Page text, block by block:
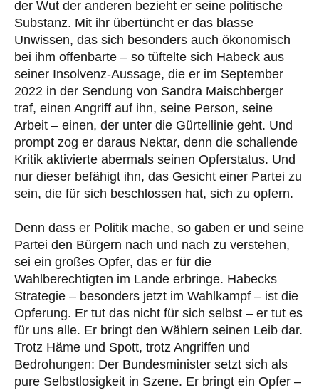
der Wut der anderen bezieht er seine politische
Substanz. Mit ihr übertüncht er das blasse
Unwissen, das sich besonders auch ökonomisch
bei ihm offenbarte – so tüftelte sich Habeck aus
seiner Insolvenz-Aussage, die er im September
2022 in der Sendung von Sandra Maischberger
traf, einen Angriff auf ihn, seine Person, seine
Arbeit – einen, der unter die Gürtellinie geht. Und
prompt zog er daraus Nektar, denn die schallende
Kritik aktivierte abermals seinen Opferstatus. Und
nur dieser befähigt ihn, das Gesicht einer Partei zu
sein, die für sich beschlossen hat, sich zu opfern.
Denn dass er Politik mache, so gaben er und seine
Partei den Bürgern nach und nach zu verstehen,
sei ein großes Opfer, das er für die
Wahlberechtigten im Lande erbringe. Habecks
Strategie – besonders jetzt im Wahlkampf – ist die
Opferung. Er tut das nicht für sich selbst – er tut es
für uns alle. Er bringt den Wählern seinen Leib dar.
Trotz Häme und Spott, trotz Angriffen und
Bedrohungen: Der Bundesminister setzt sich als
pure Selbstlosigkeit in Szene. Er bringt ein Opfer –